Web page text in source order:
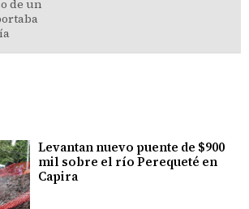
Levantan nuevo puente de $900
mil sobre el río Perequeté en
Capira